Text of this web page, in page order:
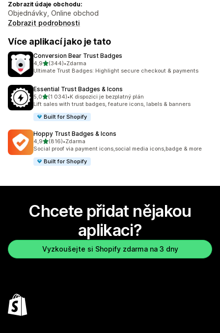
Zobrazit údaje obchodu:
Objednávky, Online obchod
Zobrazit podrobnosti
Více aplikací jako je tato
Conversion Bear Trust Badges
4,9z 5 hvězd
(344)
Celkový počet recenzí: 344
•Zdarma
Ultimate Trust Badges: Highlight secure checkout & payments
Essential Trust Badges & Icons
5,0z 5 hvězd
(1 034)
Celkový počet recenzí: 1034
•K dispozici je bezplatný plán
Lift sales with trust badges, feature icons, labels & banners
Built for Shopify
Hoppy Trust Badges & Icons
4,9z 5 hvězd
(816)
Celkový počet recenzí: 816
•Zdarma
Social proof via payment icons,social media icons,badge & more
Built for Shopify
Chcete přidat nějakou
aplikaci?
Vyzkoušejte si Shopify zdarma na 3 dny